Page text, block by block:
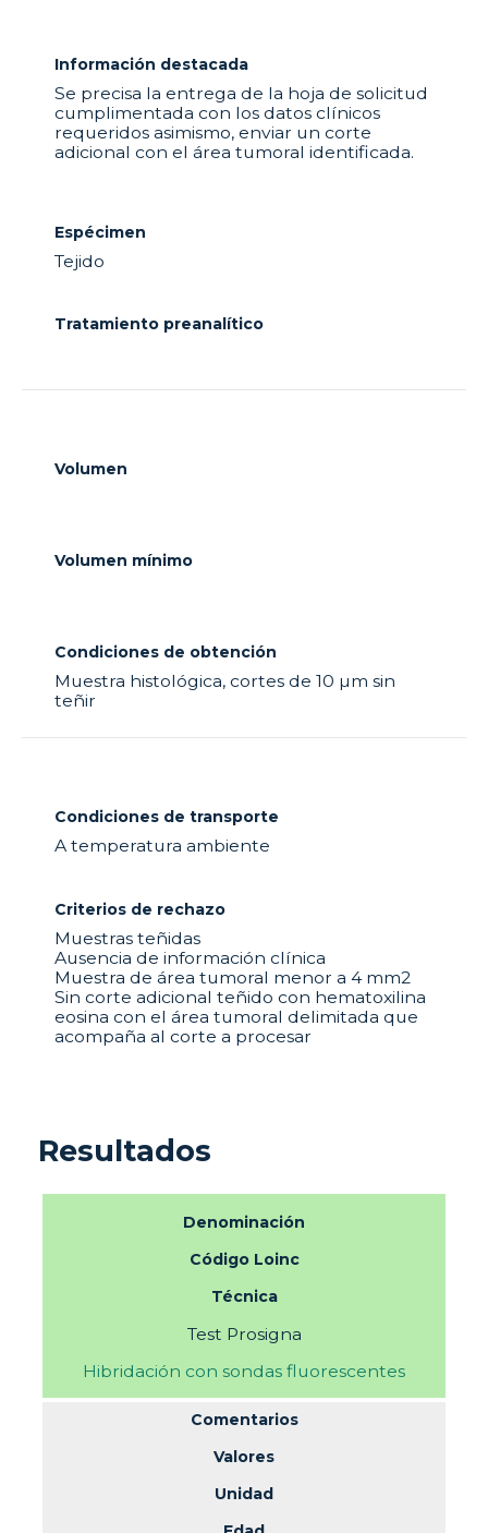
Información destacada
Se precisa la entrega de la hoja de solicitud
cumplimentada con los datos clínicos
requeridos asimismo, enviar un corte
adicional con el área tumoral identificada.
Espécimen
Tejido
Tratamiento preanalítico
Volumen
Volumen mínimo
Condiciones de obtención
Muestra histológica, cortes de 10 µm sin
teñir
Condiciones de transporte
A temperatura ambiente
Criterios de rechazo
Muestras teñidas
Ausencia de información clínica
Muestra de área tumoral menor a 4 mm2
Sin corte adicional teñido con hematoxilina
eosina con el área tumoral delimitada que
acompaña al corte a procesar
Resultados
Denominación
Código Loinc
Técnica
Test Prosigna
Hibridación con sondas fluorescentes
Comentarios
Valores
Unidad